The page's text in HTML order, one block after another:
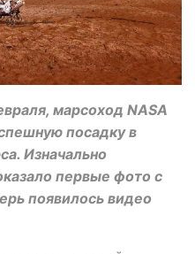
марсоход NASA
посадку в
Изначально
первые фото с
появилось видео